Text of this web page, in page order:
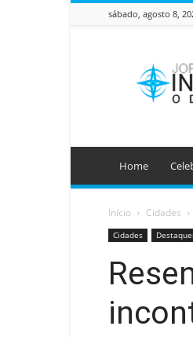
sábado, agosto 8,
Home
Início Cidades
Cidades